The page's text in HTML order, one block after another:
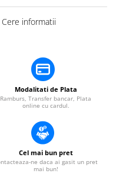
informatii
Modalitati de Plata
Ramburs, Transfer bancar, Plata
online cu cardul.
Cel mai bun pret
ne daca ai gasit un pret
mai bun!